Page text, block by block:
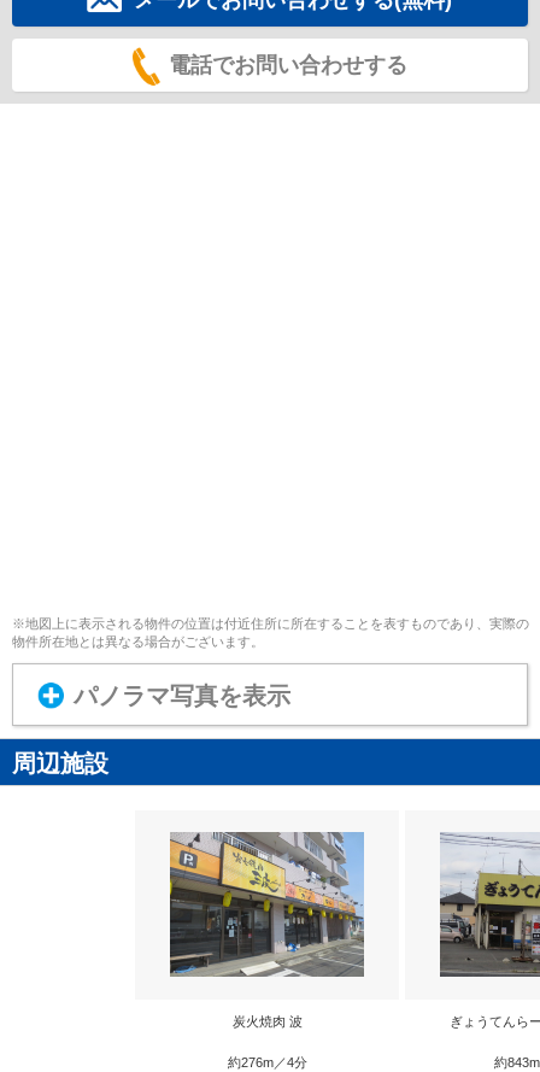
電話でお問い合わせする
※地図上に表示される物件の位置は付近住所に所在することを表すものであり、実際の
物件所在地とは異なる場合がございます。
パノラマ写真を表示
周辺施設
炭火焼肉 波
約276m／4分
ぎょうてんら
約